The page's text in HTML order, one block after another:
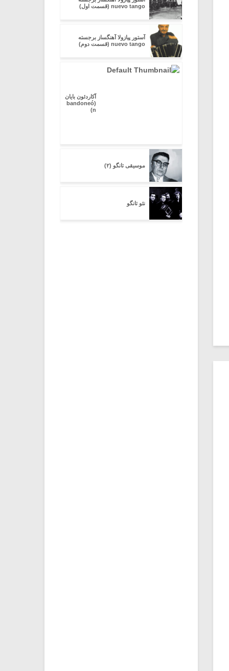
nuevo tango (قسمت اول)
آستور پیازولا آهنگساز برجسته
nuevo tango (قسمت دوم)
آکاردئون بایان
(bandoneó
n)
موسیقی تانگو (۲)
نئو تانگو